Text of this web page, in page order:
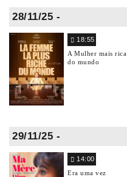
28/11/25 -
18:55
A Mulher mais rica
do mundo
29/11/25 -
14:00
Era uma vez